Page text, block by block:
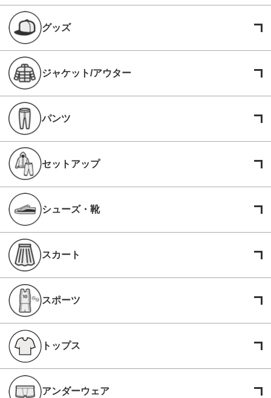
グッズ
ジャケット/アウター
パンツ
セットアップ
シューズ・靴
スカート
スポーツ
トップス
アンダーウェア